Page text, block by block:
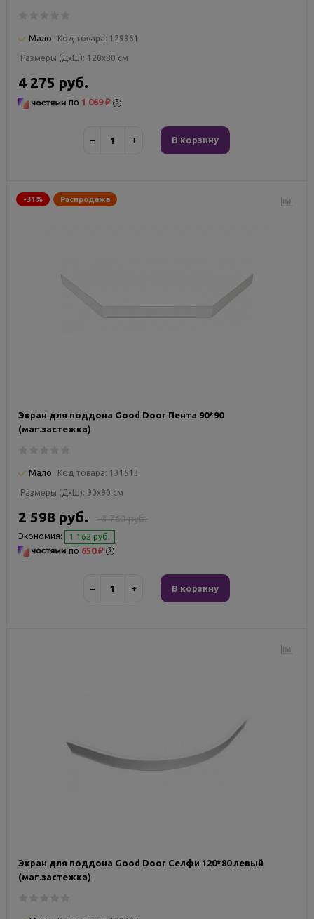
Мало Код товара: 129961
Размеры (ДxШ): 120x80 см
4 275 руб.
по 1 069 ₽
− + В корзину
-31% Распродажа
Экран для поддона Good Door Пента 90*90
(маг.застежка)
Мало Код товара: 131513
Размеры (ДxШ): 90x90 см
3 760 руб.
2 598 руб.
Экономия: 1 162 руб.
по 650 ₽
− + В корзину
Экран для поддона Good Door Селфи 120*80 левый
(маг.застежка)